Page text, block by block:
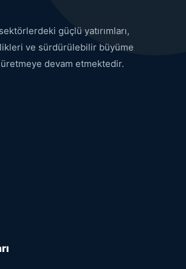
güçlü yatırımları,
ve sürdürülebilir büyüme
üretmeye devam etmektedir.